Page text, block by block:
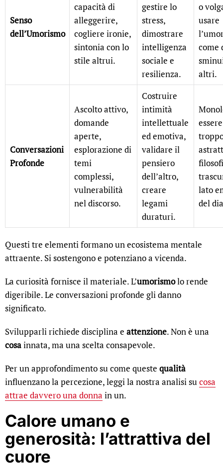
Senso
dell’Umorismo
capacità di
alleggerire,
cogliere ironie,
sintonia con lo
stile altrui.
gestire lo
stress,
dimostrare
intelligenza
sociale e
resilienza.
o
usare
come
altri.
Conversazioni
Profonde
Ascolto attivo,
domande
aperte,
esplorazione di
temi
complessi,
vulnerabilità
nel discorso.
Costruire
intimità
intellettuale
ed emotiva,
validare il
pensiero
dell’altro,
creare
legami
duraturi.
essere
lato
del
Questi tre elementi formano un ecosistema mentale
attraente. Si sostengono e potenziano a vicenda.
La curiosità fornisce il materiale. L’umorismolo rende
digeribile. Le conversazioni profonde gli danno
significato.
Svilupparli richiede disciplina e attenzione. Non è una
cosainnata, ma una scelta consapevole.
Per un approfondimento su come queste qualità
influenzano la percezione, leggi la nostra analisi su cosa
attrae davvero una donna in un.
Calore umano e
generosità: l’attrattiva del
cuore